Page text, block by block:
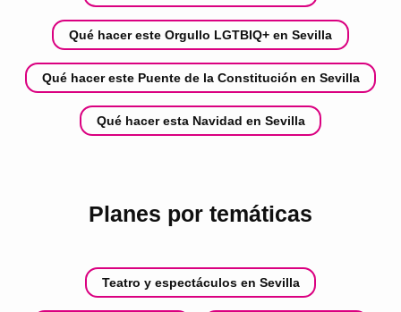
Qué hacer este Orgullo LGTBIQ+ en Sevilla
Qué hacer este Puente de la Constitución en Sevilla
Qué hacer esta Navidad en Sevilla
Planes por temáticas
Teatro y espectáculos en Sevilla